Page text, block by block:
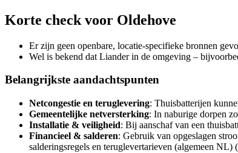
Korte check voor Oldehove
Er zijn geen openbare, locatie-specifieke bronnen
Wel is bekend dat Liander in de omgeving –
Belangrijkste aandachtspunten
Netcongestie en teruglevering: Thuisbatterijen
Gemeentelijke netversterking: In naburige dorpen
Installatie & veiligheid: Bij aanschaf van een
Financieel & salderen: Gebruik van opgeslagen
salderingsregels en teruglevertarieven (algemeen NL) (